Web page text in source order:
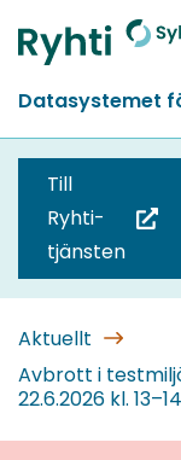
till
Förstasidan
Datasystemet
Till
Ryhti-
tjänsten
blir
till
en
annan
tjänst)
Aktuellt
Avbrott i
22.6.2026 kl. 13–14